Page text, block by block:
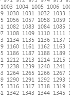
1003 1004 1005 1006
1030 1031 1032 1033
1056 1057 1058 1059
1082 1083 1084 1085
1108 1109 1110 1111
1134 1135 1136 1137
1160 1161 1162 1163
1186 1187 1188 1189
1212 1213 1214 1215
1238 1239 1240 1241
1264 1265 1266 1267
1290 1291 1292 1293
1316 1317 1318 1319
1342 1343 1344 1345